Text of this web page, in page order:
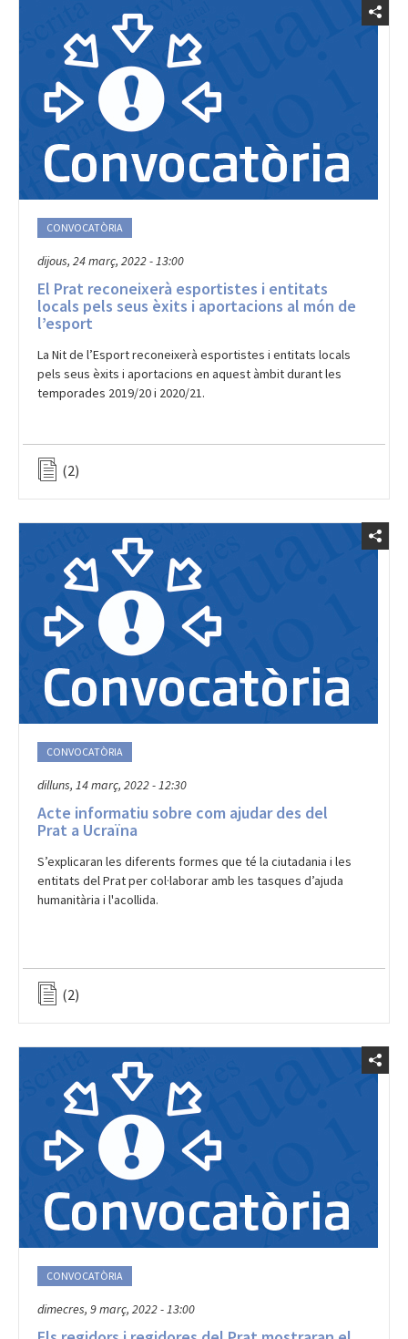
CONVOCATÒRIA
dijous, 24 març, 2022 - 13:00
El Prat reconeixerà esportistes i entitats
locals pels seus èxits i aportacions al món de
l’esport
La Nit de l’Esport reconeixerà esportistes i entitats locals
pels seus èxits i aportacions en aquest àmbit durant les
temporades 2019/20 i 2020/21.
(2)
CONVOCATÒRIA
dilluns, 14 març, 2022 - 12:30
Acte informatiu sobre com ajudar des del
Prat a Ucraïna
S’explicaran les diferents formes que té la ciutadania i les
entitats del Prat per col·laborar amb les tasques d’ajuda
humanitària i l'acollida.
(2)
CONVOCATÒRIA
dimecres, 9 març, 2022 - 13:00